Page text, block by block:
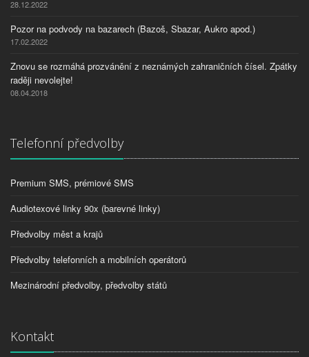
28.12.2022
Pozor na podvody na bazarech (Bazoš, Sbazar, Aukro apod.)
17.02.2022
Znovu se rozmáhá prozvánění z neznámých zahraničních čísel. Zpátky
raději nevolejte!
08.04.2018
Telefonní předvolby
Premium SMS, prémiové SMS
Audiotexové linky 90x (barevné linky)
Předvolby měst a krajů
Předvolby telefonních a mobilních operátorů
Mezinárodní předvolby, předvolby států
Kontakt